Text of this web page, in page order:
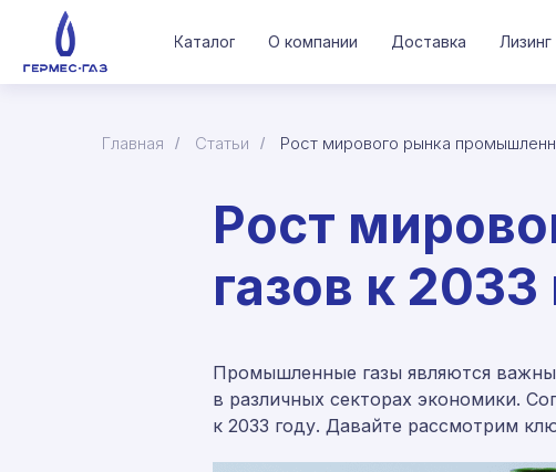
Каталог О компании Лизинг
Доставка
Главная / Статьи / Рост мирового рынка
Рост
газов к 2033
Промышленные газы являются
в различных секторах экономики.
к 2033 году. Давайте рассмотрим